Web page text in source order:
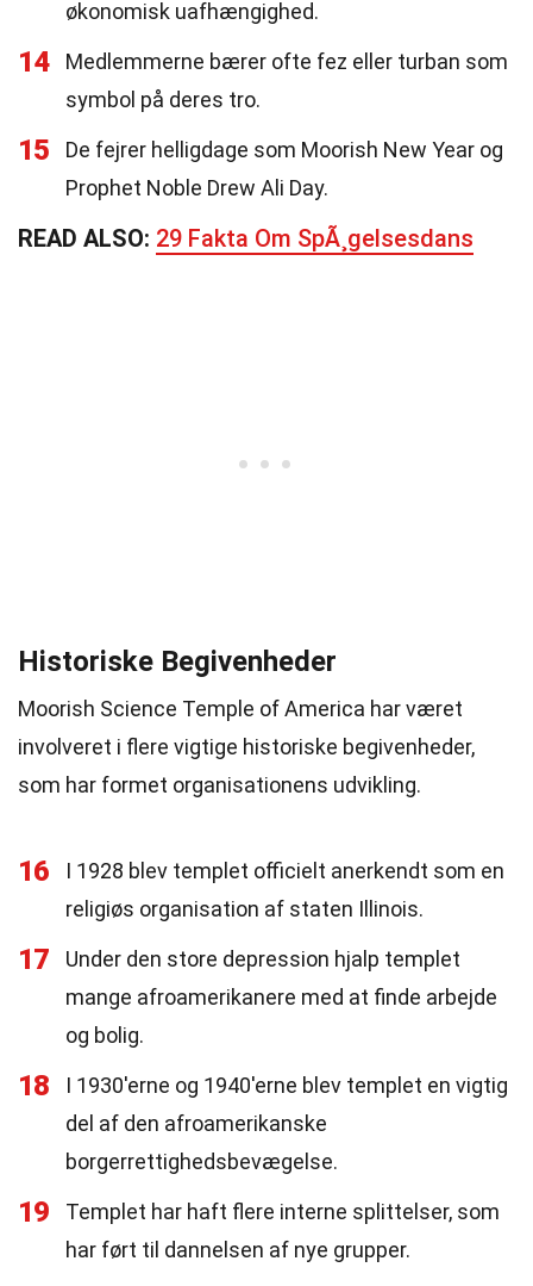
økonomisk uafhængighed.
14
Medlemmerne bærer ofte fez eller turban som
symbol på deres tro.
15
De fejrer helligdage som Moorish New Year og
Prophet Noble Drew Ali Day.
READ ALSO: 29 Fakta Om SpÃ¸gelsesdans
Historiske Begivenheder
Moorish Science Temple of America har været
involveret i flere vigtige historiske begivenheder,
som har formet organisationens udvikling.
16
I 1928 blev templet officielt anerkendt som en
religiøs organisation af staten Illinois.
17
Under den store depression hjalp templet
mange afroamerikanere med at finde arbejde
og bolig.
18
I 1930'erne og 1940'erne blev templet en vigtig
del af den afroamerikanske
borgerrettighedsbevægelse.
19
Templet har haft flere interne splittelser, som
har ført til dannelsen af nye grupper.